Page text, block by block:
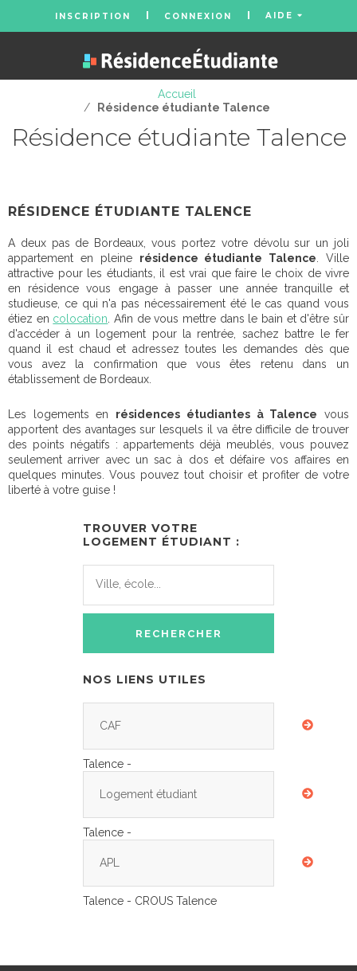
INSCRIPTION CONNEXION AIDE
Accueil
/
Résidence étudiante Talence
Résidence étudiante Talence
RÉSIDENCE ÉTUDIANTE TALENCE
A deux pas de Bordeaux, vous portez votre dévolu sur un joli
appartement en pleine résidence étudiante Talence . Ville
attractive pour les étudiants, il est vrai que faire le choix de vivre
en résidence vous engage à passer une année tranquille et
studieuse, ce qui n'a pas nécessairement été le cas quand vous
étiez en colocation . Afin de vous mettre dans le bain et d'être sûr
d'accéder à un logement pour la rentrée, sachez battre le fer
quand il est chaud et adressez toutes les demandes dès que
vous avez la confirmation que vous êtes retenu dans un
établissement de Bordeaux.
Les logements en résidences étudiantes à Talence vous
apportent des avantages sur lesquels il va être difficile de trouver
des points négatifs : appartements déjà meublés, vous pouvez
seulement arriver avec un sac à dos et défaire vos affaires en
quelques minutes. Vous pouvez tout choisir et profiter de votre
liberté à votre guise !
TROUVER VOTRE
LOGEMENT ÉTUDIANT :
NOS LIENS UTILES
CAF
Talence -
Logement étudiant
Talence -
APL
Talence - CROUS Talence